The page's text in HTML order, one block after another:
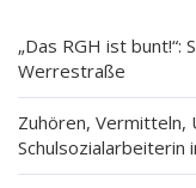
„Das RGH ist bunt!“:
Werrestraße
Zuhören,
Schulsozialarbeiterin